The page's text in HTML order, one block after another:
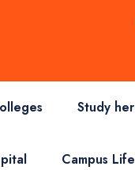
Study
Campus Life